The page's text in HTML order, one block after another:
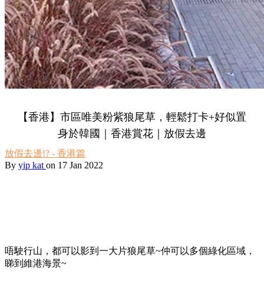
【香港】市區唯美粉紫狼尾草，輕鬆打卡+好似置
身於韓國｜香港賞花｜放假去邊
放假去邊!? - 香港篇
By yip kat on 17 Jan 2022
唔駛行山，都可以影到一大片狼尾草~仲可以多個綠化區域，
睇到維港海景~